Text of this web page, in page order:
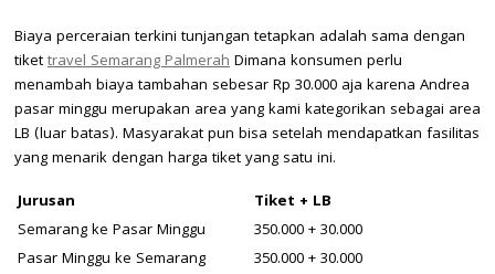
Biaya perceraian terkini tunjangan tetapkan adalah sama dengan
tikettravel Semarang PalmerahDimana konsumen perlu
menambah biaya tambahan sebesar Rp 30.000 aja karena Andrea
pasar minggu merupakan area yang kami kategorikan sebagai area
LB (luar batas). Masyarakat pun bisa setelah mendapatkan fasilitas
yang menarik dengan harga tiket yang satu ini.
Jurusan
Tiket + LB
Semarang ke Pasar Minggu
350.000 + 30.000
Pasar Minggu ke Semarang
350.000 + 30.000